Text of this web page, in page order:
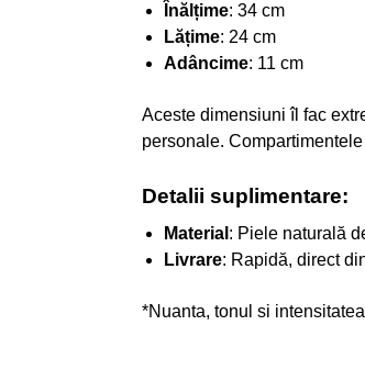
Înălțime: 34 cm
Lățime: 24 cm
Adâncime: 11 cm
Aceste dimensiuni îl fac
personale.
Detalii suplimentare:
Material : Piele naturală
Livrare: Rapidă, direct
*Nuanta, tonul si